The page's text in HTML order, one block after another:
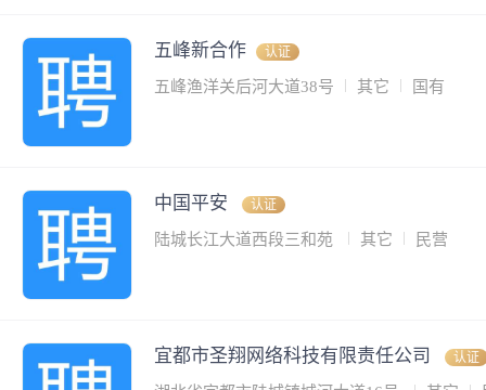
五峰新合作 认证
五峰渔洋关后河大道38号 其它 国有
中国平安 认证
陆城长江大道西段三和苑 其它 民营
宜都市圣翔网络科技有限责任公司 认证